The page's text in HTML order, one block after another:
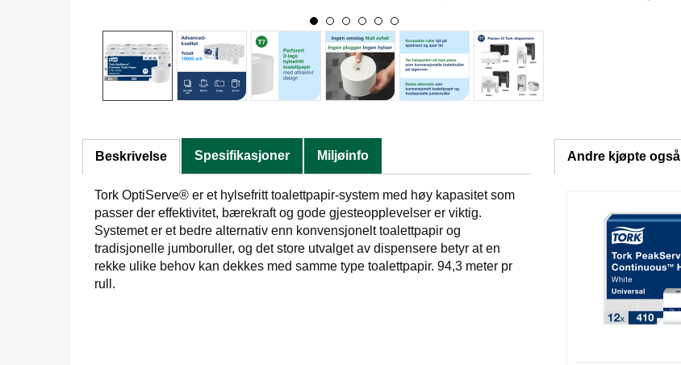
Beskrivelse Spesifikasjoner Miljøinfo
Tork OptiServe® er et hylsefritt toalettpapir-system med høy kapasitet som
passer der effektivitet, bærekraft og gode gjesteopplevelser er viktig.
Systemet er et bedre alternativ enn konvensjonelt toalettpapir og
tradisjonelle jumboruller, og det store utvalget av dispensere betyr at en
rekke ulike behov kan dekkes med samme type toalettpapir. 94,3 meter pr
rull.
Andre kjøpte også